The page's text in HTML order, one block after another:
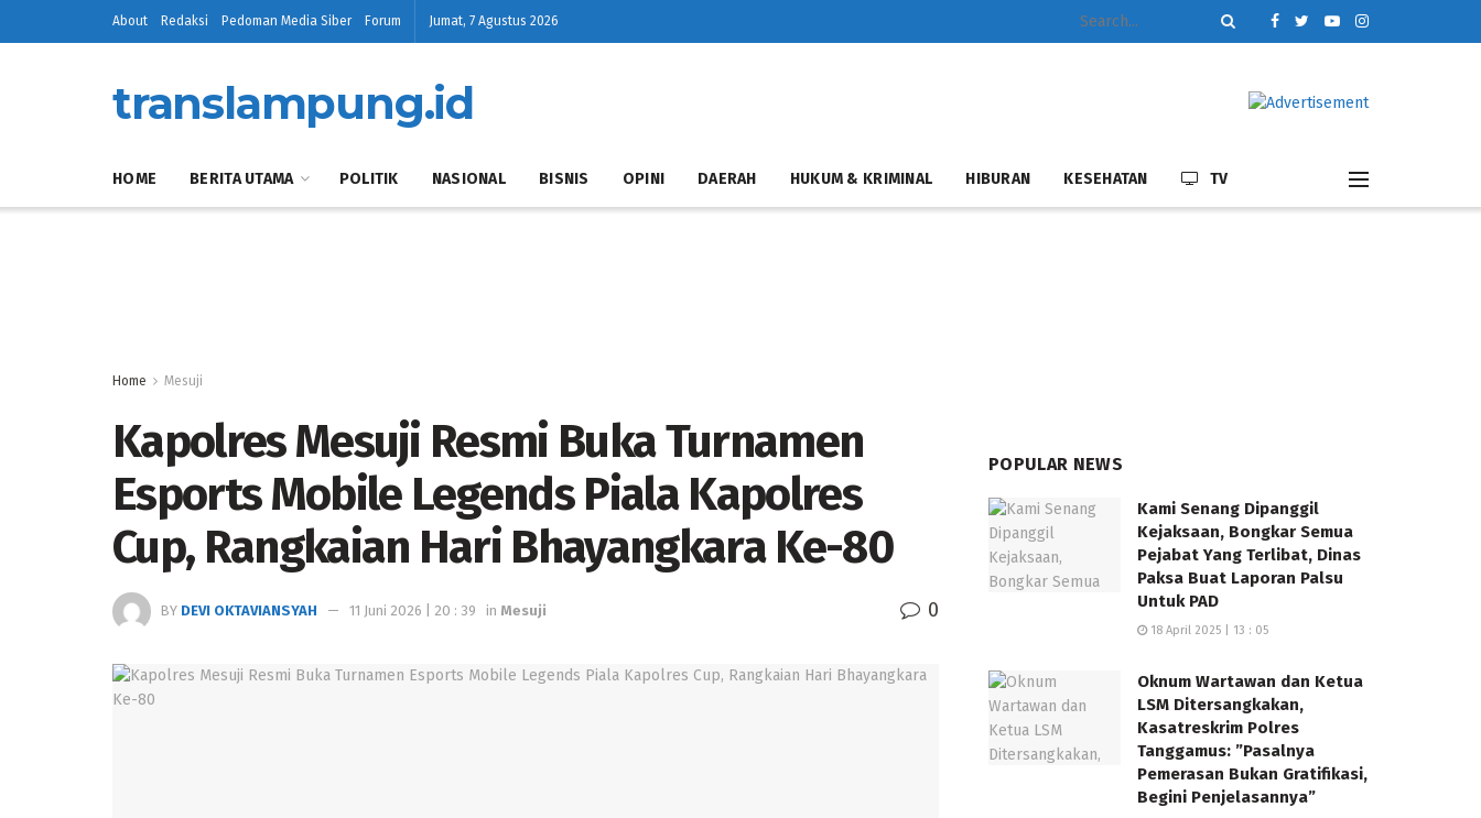
About Redaksi Pedoman Media Siber Forum Jumat, 7 Agustus 2026
translampung.id
HOME BERITA UTAMA POLITIK NASIONAL BISNIS OPINI DAERAH HUKUM & KRIMINAL HIBURAN KESEHATAN TV
Home Mesuji
Kapolres Mesuji Resmi Buka Turnamen
Esports Mobile Legends Piala Kapolres
Cup, Rangkaian Hari Bhayangkara Ke-80
BY DEVI OKTAVIANSYAH 11 Juni 2026 | 20 : 39 in Mesuji 0
POPULAR NEWS
Kami Senang Dipanggil
Kejaksaan, Bongkar Semua
Pejabat Yang Terlibat, Dinas
Paksa Buat Laporan Palsu
Untuk PAD
18 April 2025 | 13 : 05
Oknum Wartawan dan Ketua
LSM Ditersangkakan,
Kasatreskrim Polres
Tanggamus: ”Pasalnya
Pemerasan Bukan Gratifikasi,
Begini Penjelasannya”